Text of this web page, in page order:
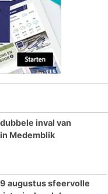
inval van
Medemblik
augustus sfeervolle